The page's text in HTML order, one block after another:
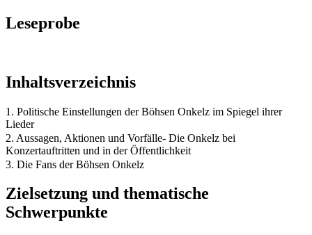
Leseprobe
Inhaltsverzeichnis
1. Politische Einstellungen der Böhsen Onkelz im Spiegel ihrer
Lieder
2. Aussagen, Aktionen und Vorfälle- Die Onkelz bei
Konzertauftritten und in der Öffentlichkeit
3. Die Fans der Böhsen Onkelz
Zielsetzung und thematische
Schwerpunkte